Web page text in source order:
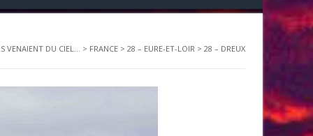
VENAIENT DU CIEL... > FRANCE > 28 – EURE-ET-LOIR > 28 – DREUX